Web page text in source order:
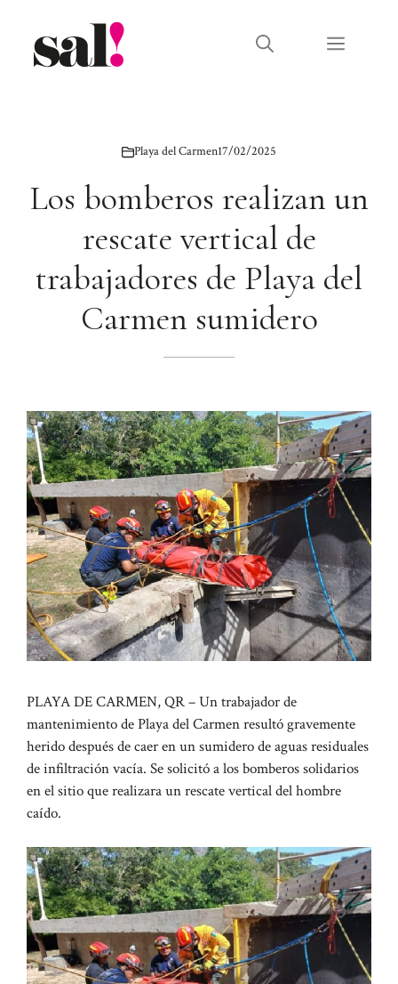
contenido
Menú
Playa del Carmen17/02/2025
Los bomberos realizan un
rescate vertical de
trabajadores de Playa del
Carmen sumidero
PLAYA DE CARMEN, QR – Un trabajador de
mantenimiento de Playa del Carmen resultó gravemente
herido después de caer en un sumidero de aguas residuales
de infiltración vacía. Se solicitó a los bomberos solidarios
en el sitio que realizara un rescate vertical del hombre
caído.